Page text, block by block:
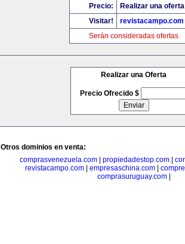
Precio:
Realizar una
Visitar!
revistacampo.com
Serán consideradas ofertas
Realizar una Oferta
Precio Ofrecido $
Otros dominios en venta:
comprasvenezuela.com
propiedadestop.com
revistacampo.com
empresaschina.com
comprasuruguay.com|